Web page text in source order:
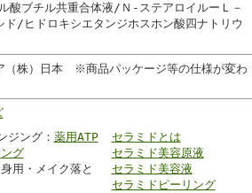
酸ブチル共重合体液/Ｎ-ステアロイルーＬ－
/ヒドロキシエタンジホスホン酸四ナトリウ
（株）日本 ※商品パッケージ等の仕様が変わ
ング： 薬用ATP
グ
用・メイク落と
セラミドとは
セラミド美容原液
セラミド美容液
セラミドピーリング